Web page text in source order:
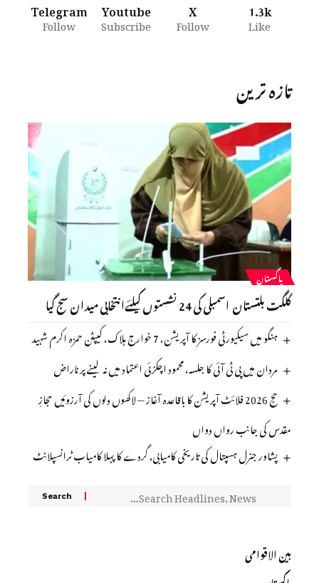
1.3k
Like
X
Follow
Youtube
Subscribe
Telegram
Follow
تازہ ترین
پاکستان
گلگت بلتستان اسمبلی کی 24 نشستوں کیلئےانتخابی میدان سج گیا
ہنگو میں سیکیورٹی فورسز کا آپریشن، 7 خوارج ہلاک، کیپٹن حمزہ اکرم شہید
مردان میں پی ٹی آئی کا جلسہ، محمود اچکزئی اعتماد میں نہ لینے پر ناراض
حج 2026 فلائٹ آپریشن کا باقاعدہ آغاز — لاکھوں دلوں کی آرزوئیں حجازِ
مقدس کی جانب رواں دواں
پشاور جنرل ہسپتال کی تاریخی کامیابی, گردے کا پہلا کامیاب ٹرانسپلانٹ
بین الاقوامی